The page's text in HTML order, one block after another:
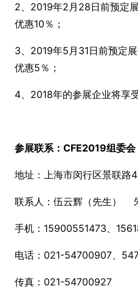
2、2019年2月28日前预定
优惠10％；
3、2019年5月31日前预定
优惠5％；
4、2018年的参展企业将享
参展联系： CFE2019组委会
地址：上海市闵行区景联路
联系人：伍云辉（先生）
手机： 15900551473、
电话： 021-
传真： 021-54700927